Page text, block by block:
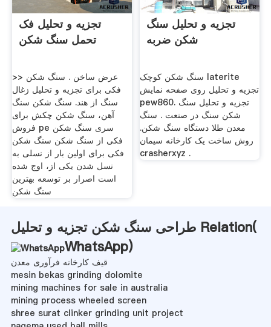
تجزیه و تحلیل فک
تحمل سنگ شکن
>> عرض ساخن . سنگ شکن
فکی برای تجزیه و تحلیل زغال
سنگ از هند. سنگ شکن سنگ
آهن، سنگ شکن چکش برای
فروش pe سری سنگ شکن
فکی از سنگ شکن سنگ شکن
فکی برای اولین بار از نسلی به
نسل شدن یکی از، اوج شده
است اصرار بر توسعه بهترین
سنگ شکن
تجزیه و تحلیل سنگ
شکن ضربه
سنگ شکن کوچک laterite
تجزیه و تحلیل روی صفحه نمایش
pew860. تجزیه و تحلیل سنگ
شکن سنگ در صنعت . سنگ
معدن طلا دستگاه سنگ شکن.
روش ساخت یک کارخانه سیمان
crasherxyz .
طراحی سنگ شکن تجزیه و تحلیل Relation(
WhatsApp)
قیف کارخانه فرآوری معدن
mesin bekas grinding dolomite
mining machines for sale in australia
mining process wheeled screen
shree surat clinker grinding unit project